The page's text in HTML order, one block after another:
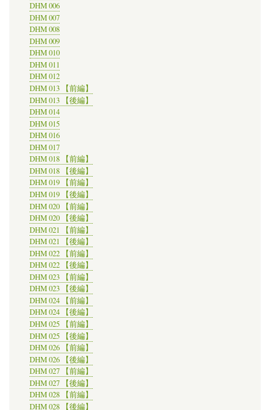
DHM 006
DHM 007
DHM 008
DHM 009
DHM 010
DHM 011
DHM 012
DHM 013 【前編】
DHM 013 【後編】
DHM 014
DHM 015
DHM 016
DHM 017
DHM 018 【前編】
DHM 018 【後編】
DHM 019 【前編】
DHM 019 【後編】
DHM 020 【前編】
DHM 020 【後編】
DHM 021 【前編】
DHM 021 【後編】
DHM 022 【前編】
DHM 022 【後編】
DHM 023 【前編】
DHM 023 【後編】
DHM 024 【前編】
DHM 024 【後編】
DHM 025 【前編】
DHM 025 【後編】
DHM 026 【前編】
DHM 026 【後編】
DHM 027 【前編】
DHM 027 【後編】
DHM 028 【前編】
DHM 028 【後編】